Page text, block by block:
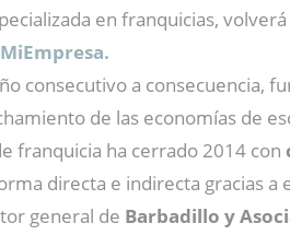
en franquicias,
consecutivo a consecuencia,
de las economías de
franquicia ha cerrado 2014 con
directa e indirecta gracias a
general de Barbadillo y